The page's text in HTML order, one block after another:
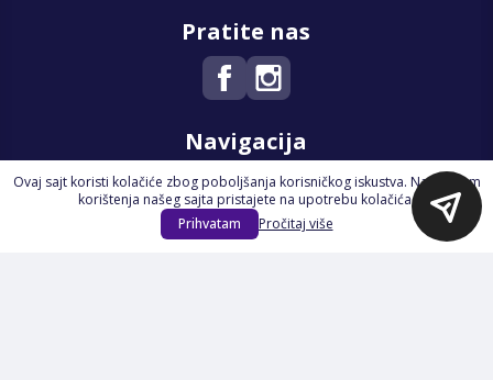
Pratite nas
Navigacija
Početna
Na Akciji
Izdvajamo
Ovaj sajt koristi kolačiće zbog poboljšanja korisničkog iskustva. Nastavkom
korištenja našeg sajta pristajete na upotrebu kolačića.
Prihvatam
Pročitaj više